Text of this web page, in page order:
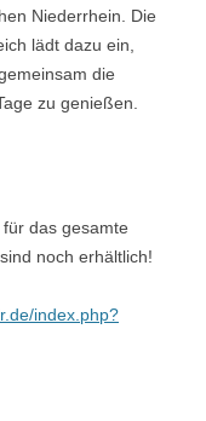
Niederrhein. Die
lädt dazu ein,
die
zu genießen.
das gesamte
noch erhältlich!
index.php?